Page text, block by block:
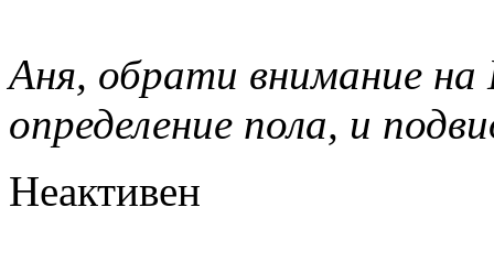
Аня, обрати внимание
определение пола, и
Неактивен